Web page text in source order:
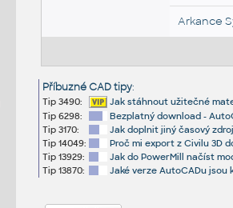
Arkance
Příbuzné CAD tipy:
Tip 3490:
Jak stáhnout užitečné
Tip 6298:
Bezplatný download -
Tip 3170:
Jak doplnit jiný časový
Tip 14049:
Proč mi export z Civilu 3D
Tip 13929:
Jak do PowerMill načíst
Tip 13870:
Jaké verze AutoCADu jsou